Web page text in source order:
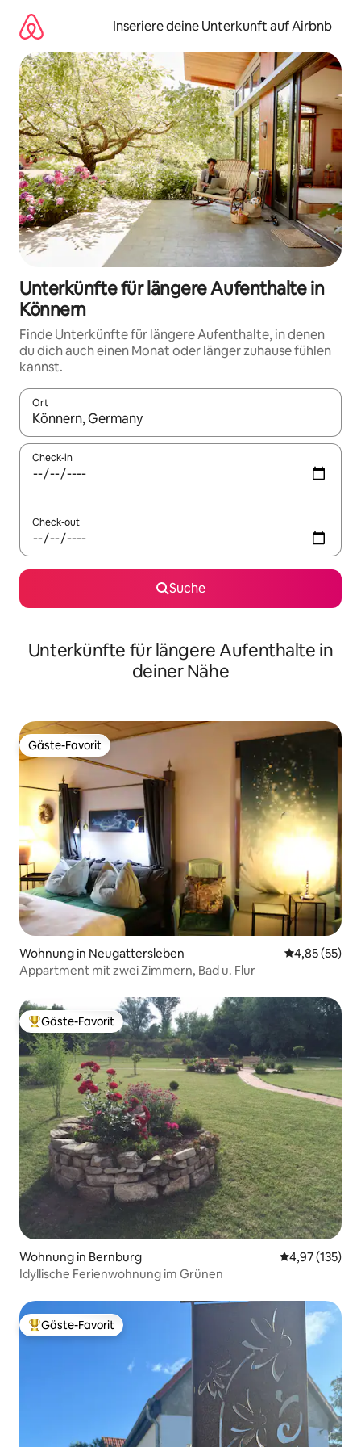
Inhalten
springen
Inseriere deine Unterkunft auf Airbnb
Unterkünfte für längere Aufenthalte in
Könnern
Finde Unterkünfte für längere Aufenthalte, in denen
du dich auch einen Monat oder länger zuhause fühlen
kannst.
Ort
Wenn Ergebnisse verfügbar sind, navigiere mit den
Check-in
Check-out
Suche
Unterkünfte für längere Aufenthalte in
deiner Nähe
Gäste-Favorit
Gäste-Favorit
Wohnung in Neugattersleben
4,85 (55)
Appartment mit zwei Zimmern, Bad u. Flur
Beliebter Gäste-Favorit.
Gäste-Favorit
Wohnung in Bernburg
4,97 (135)
Idyllische Ferienwohnung im Grünen
Beliebter Gäste-Favorit.
Gäste-Favorit